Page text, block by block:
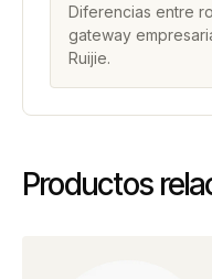
Diferencias entre
gateway
Ruijie.
Productos